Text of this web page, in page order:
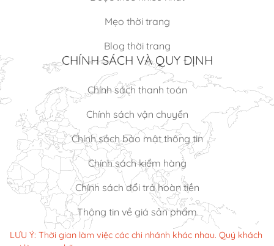
Mẹo thời trang
Blog thời trang
CHÍNH SÁCH VÀ QUY ĐỊNH
Chính sách thanh toán
Chính sách vận chuyển
Chính sách bảo mật thông tin
Chính sách kiểm hàng
Chính sách đổi trả hoàn tiền
Thông tin về giá sản phẩm
LƯU Ý: Thời gian làm việc các chi nhánh khác nhau. Quý khách